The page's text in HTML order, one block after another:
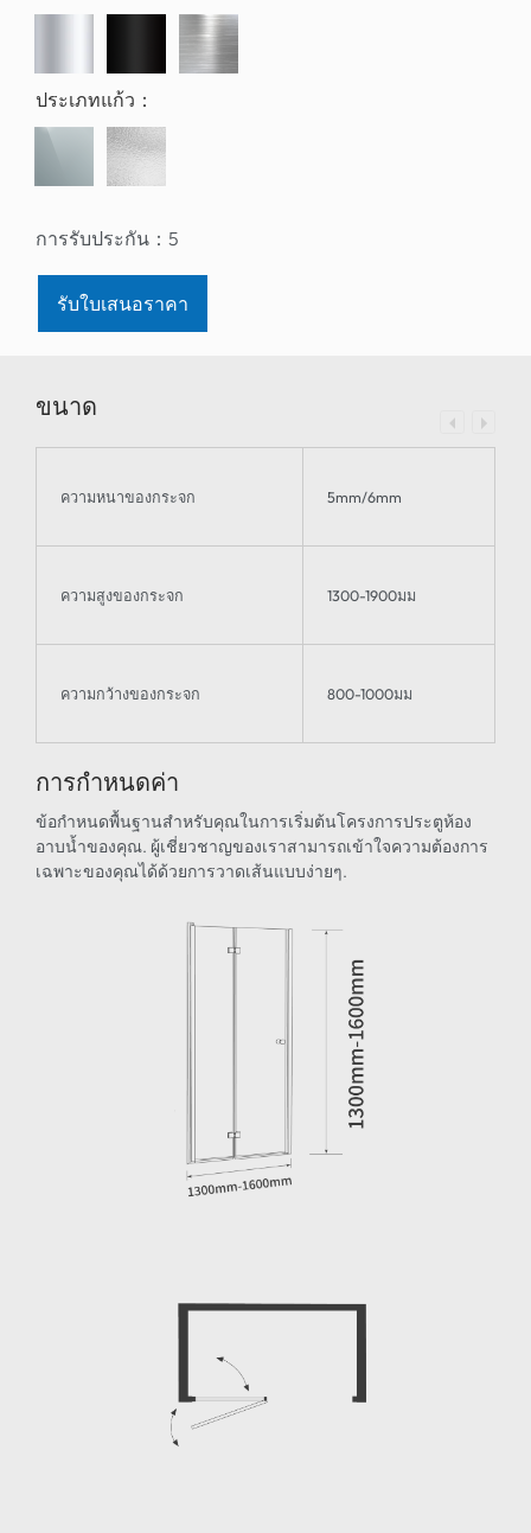
ประเภทแก้ว：
การรับประกัน： 5
รับใบเสนอราคา
ขนาด
ความหนาของกระจก 5mm/6mm
ความสูงของกระจก 1300-1900มม
ความกว้างของกระจก 800-1000มม
การกำหนดค่า
ข้อกำหนดพื้นฐานสำหรับคุณในการเริ่มต้นโครงการประตูห้อง
อาบน้ำของคุณ. ผู้เชี่ยวชาญของเราสามารถเข้าใจความต้องการ
เฉพาะของคุณได้ด้วยการวาดเส้นแบบง่ายๆ.